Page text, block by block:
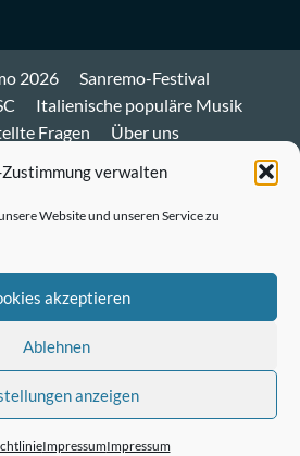
verwalten
Website und unseren Service zu
akzeptieren
Ablehnen
anzeigen
ImpressumImpressum
2026
Sanremo-Festival
Italienische populäre Musik
Fragen
Über uns
|CoverNewsby AF themes.